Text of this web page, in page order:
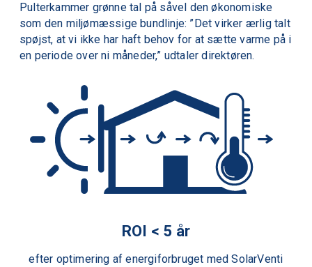
Pulterkammer grønne tal på såvel den økonomiske
som den miljømæssige bundlinje: ”Det virker ærlig talt
spøjst, at vi ikke har haft behov for at sætte varme på i
en periode over ni måneder,” udtaler direktøren.
ROI < 5 år
efter optimering af energiforbruget med SolarVenti